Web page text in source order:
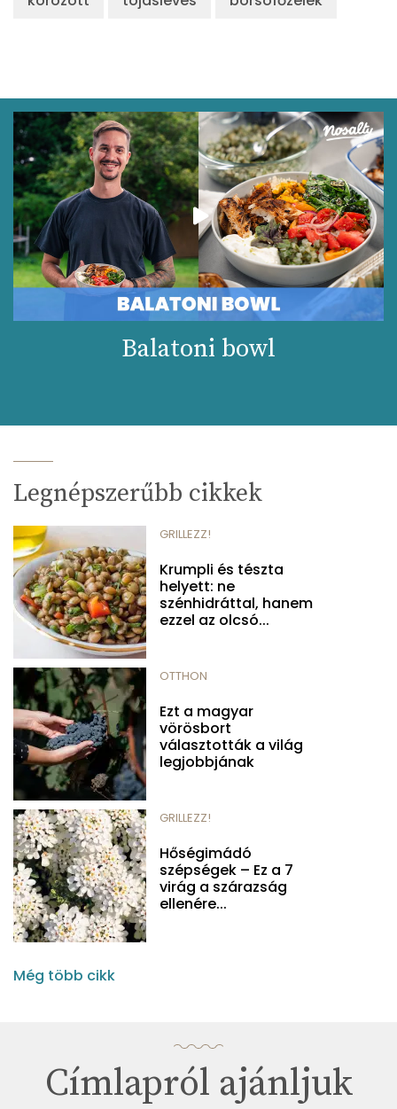
Balatoni bowl
Legnépszerűbb cikkek
GRILLEZZ!
Krumpli és tészta
helyett: ne
szénhidráttal, hanem
ezzel az olcsó...
OTTHON
Ezt a magyar
vörösbort
választották a világ
legjobbjának
GRILLEZZ!
Hőségimádó
szépségek – Ez a 7
virág a szárazság
ellenére...
Még több cikk
Címlapról ajánljuk